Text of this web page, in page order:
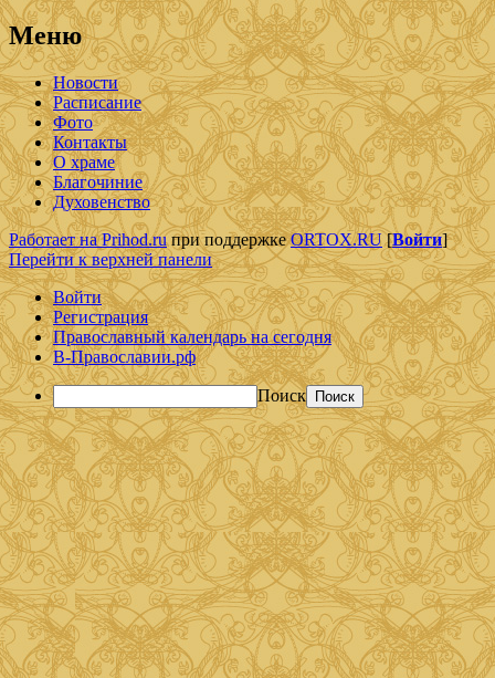
Меню
Новости
Расписание
Фото
Контакты
О храме
Благочиние
Духовенство
Работает на Prihod.ruпри поддержкеORTOX.RU[Войти]
Перейти к верхней панели
Войти
Регистрация
Православный календарь на сегодня
В-Православии.рф
Поиск